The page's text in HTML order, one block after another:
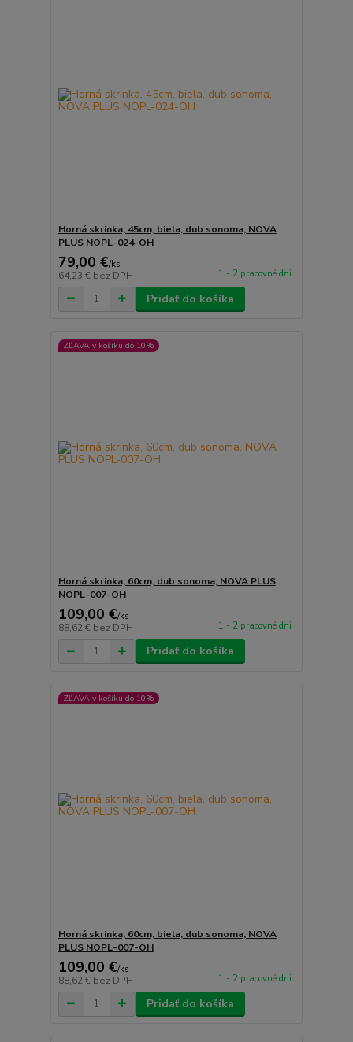
Horná skrinka, 45cm, biela, dub sonoma, NOVA
PLUS NOPL-024-OH
79,00 €/ks
64,23 € bez DPH 1 - 2 pracovné dni
Pridať do košíka
ZĽAVA v košíku do 10%
Horná skrinka, 60cm, dub sonoma, NOVA PLUS
NOPL-007-OH
109,00 €/ks
88,62 € bez DPH 1 - 2 pracovné dni
Pridať do košíka
ZĽAVA v košíku do 10%
Horná skrinka, 60cm, biela, dub sonoma, NOVA
PLUS NOPL-007-OH
109,00 €/ks
88,62 € bez DPH 1 - 2 pracovné dni
Pridať do košíka